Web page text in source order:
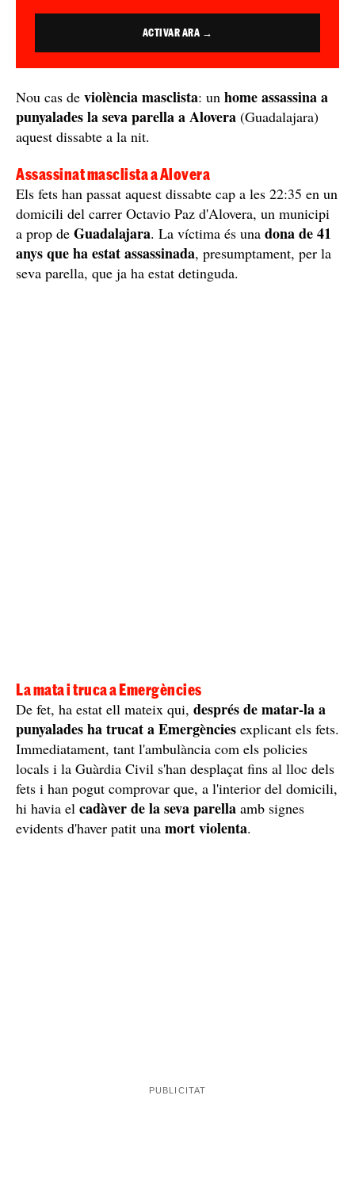
ACTIVAR ARA →
Nou cas de violència masclista: un home assassina a
punyalades la seva parella a Alovera (Guadalajara)
aquest dissabte a la nit.
Assassinat masclista a Alovera
Els fets han passat aquest dissabte cap a les 22:35 en un
domicili del carrer Octavio Paz d'Alovera, un municipi
a prop de Guadalajara. La víctima és una dona de 41
anys que ha estat assassinada, presumptament, per la
seva parella, que ja ha estat detinguda.
La mata i truca a Emergències
De fet, ha estat ell mateix qui, després de matar-la a
punyalades ha trucat a Emergències explicant els fets.
Immediatament, tant l'ambulància com els policies
locals i la Guàrdia Civil s'han desplaçat fins al lloc dels
fets i han pogut comprovar que, a l'interior del domicili,
hi havia el cadàver de la seva parella amb signes
evidents d'haver patit una mort violenta.